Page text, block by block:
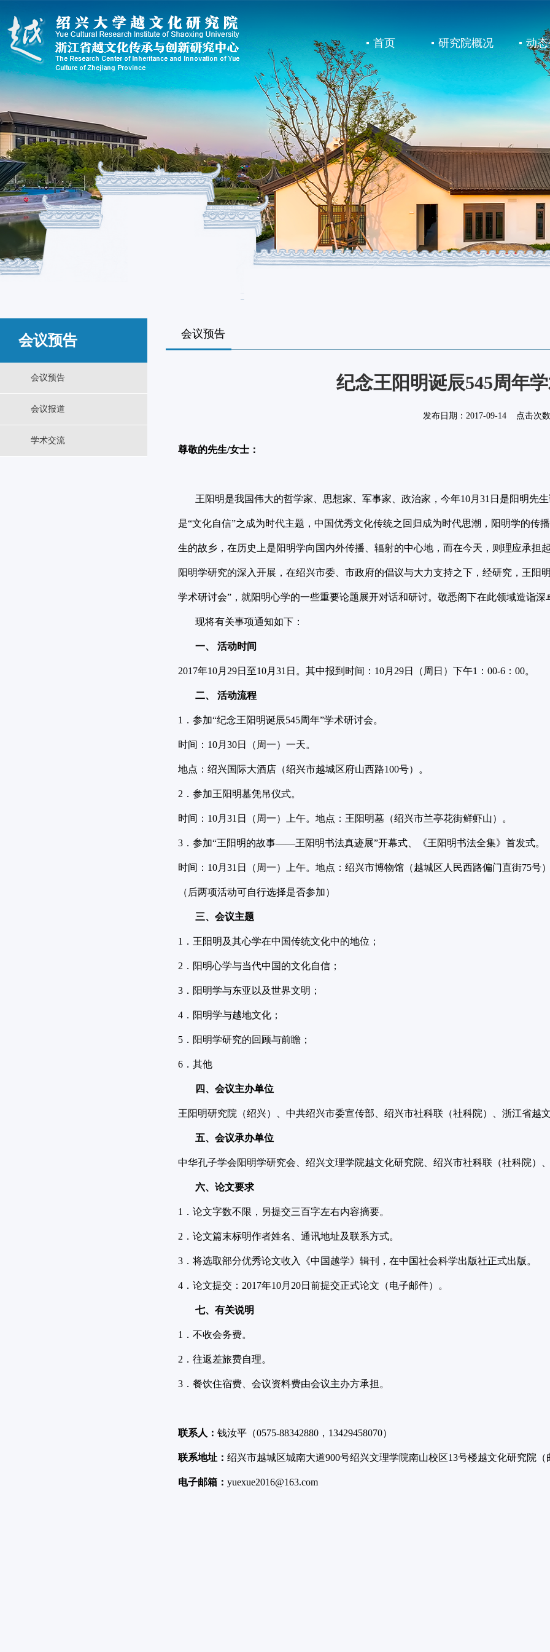
首页 研究院概况 动
会议预告
会议预告
会议报道
学术交流
会议预告
纪念王阳明诞辰545周年
发布日期： 2017-09-14 点击次
尊敬的先生/女士：
王阳明是我国伟大的哲学家、思想家、军事家、政治家，今年10月31日是阳明先
是“文化自信”之成为时代主题，中国优秀文化传统之回归成为时代思潮，阳明学的传
生的故乡，在历史上是阳明学向国内外传播、辐射的中心地，而在今天，则理应承担
阳明学研究的深入开展，在绍兴市委、市政府的倡议与大力支持之下，经研究，王阳
学术研讨会”，就阳明心学的一些重要论题展开对话和研讨。敬悉阁下在此领域造诣
现将有关事项通知如下：
一、 活动时间
2017年10月29日至10月31日。其中报到时间：10月29日（周日）下午1：00-6：00。
二、 活动流程
1．参加“纪念王阳明诞辰545周年”学术研讨会。
时间：10月30日（周一）一天。
地点：绍兴国际大酒店（绍兴市越城区府山西路100号）。
2．参加王阳明墓凭吊仪式。
时间：10月31日（周一）上午。地点：王阳明墓（绍兴市兰亭花街鲜虾山）。
3．参加“王阳明的故事——王阳明书法真迹展”开幕式、《王阳明书法全集》首发式。
时间：10月31日（周一）上午。地点：绍兴市博物馆（越城区人民西路偏门直街75号
（后两项活动可自行选择是否参加）
三、会议主题
1．王阳明及其心学在中国传统文化中的地位；
2．阳明心学与当代中国的文化自信；
3．阳明学与东亚以及世界文明；
4．阳明学与越地文化；
5．阳明学研究的回顾与前瞻；
6．其他
四、会议主办单位
王阳明研究院（绍兴）、中共绍兴市委宣传部、绍兴市社科联（社科院）、浙江省越
五、会议承办单位
中华孔子学会阳明学研究会、绍兴文理学院越文化研究院、绍兴市社科联（社科院）
六、论文要求
1．论文字数不限，另提交三百字左右内容摘要。
2．论文篇末标明作者姓名、通讯地址及联系方式。
3．将选取部分优秀论文收入《中国越学》辑刊，在中国社会科学出版社正式出版。
4．论文提交：2017年10月20日前提交正式论文（电子邮件）。
七、有关说明
1．不收会务费。
2．往返差旅费自理。
3．餐饮住宿费、会议资料费由会议主办方承担。
联系人： 钱汝平（0575-88342880，13429458070）
联系地址： 绍兴市越城区城南大道900号绍兴文理学院南山校区13号楼越文化研究院（
电子邮箱： yuexue2016@163.com